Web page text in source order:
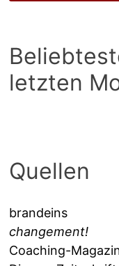
letzten
Quellen
brandeins
changement!
Coaching-